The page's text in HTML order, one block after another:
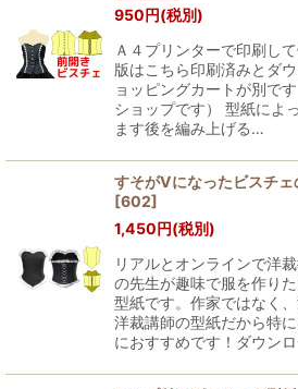
950円(税別)
Ａ４プリンターで印刷し
版はこちら印刷済みとダ
ョッピングカートが別で
ショップです） 型紙によ
ます後を編み上げる…
すそがVになったビスチ
[602]
1,450円(税別)
リアルとオンラインで洋
の先生が趣味で服を作り
型紙です。作家ではなく
洋裁講師の型紙だから特
におすすめです！ダウン